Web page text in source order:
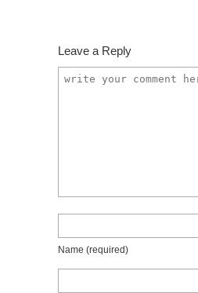
Leave a Reply
Name (required)